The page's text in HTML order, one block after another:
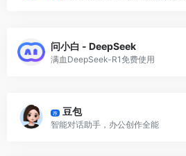
问小白 - DeepSeek
满血DeepSeek-R1免费使用
荐 豆包
智能对话助手，办公创作全能